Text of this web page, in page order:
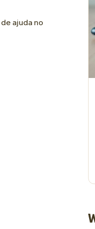
ajuda no